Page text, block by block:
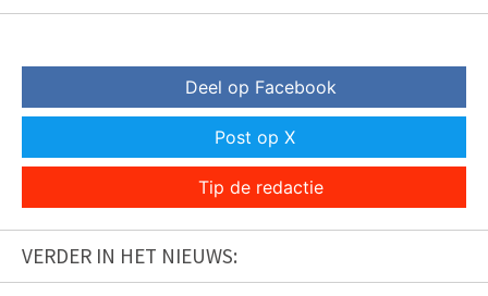
Deel op Facebook
Post op X
Tip de redactie
VERDER IN HET NIEUWS: